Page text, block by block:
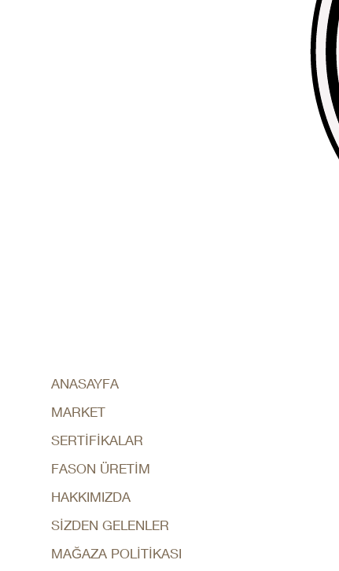
ANASAYFA
MARKET
SERTİFİKALAR
FASON ÜRETİM
HAKKIMIZDA
SİZDEN GELENLER
MAĞAZA POLİTİKASI